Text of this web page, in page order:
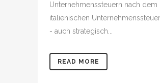
Unternehmenssteuern nach dem
italienischen
- auch strategisch...
READ MORE